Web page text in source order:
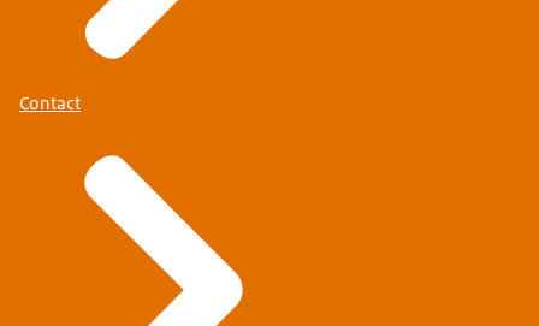
Contact